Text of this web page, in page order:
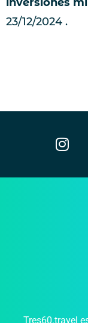
23/12/2024
Tres60.travel